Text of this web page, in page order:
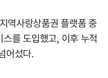
역사랑상품권 플랫폼 중
를 도입했고, 이후 누적
어섰다.